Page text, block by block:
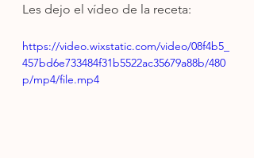
Les dejo el vídeo de la receta:
https://video.wixstatic.com/video/08f4b5_
457bd6e733484f31b5522ac35679a88b/480
p/mp4/file.mp4